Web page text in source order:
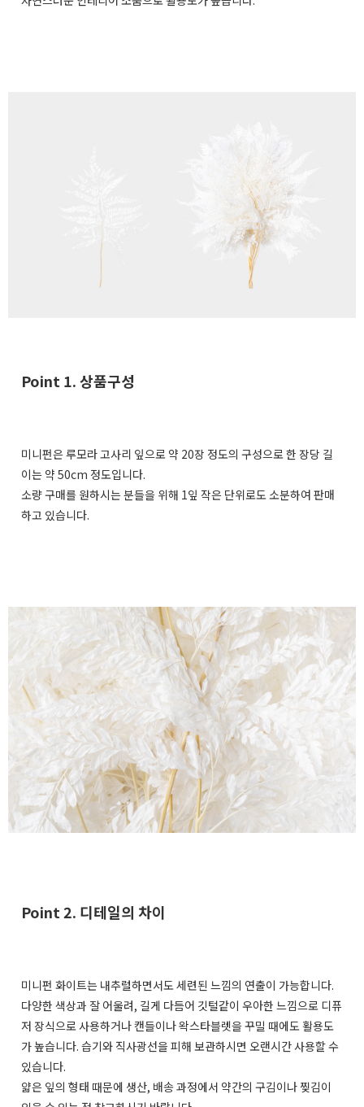
Point 1. 상품구성
미니펀은 루모라 고사리 잎으로 약 20장 정도의 구성으로 한 장당 길
이는 약 50cm 정도입니다.
소량 구매를 원하시는 분들을 위해 1잎 작은 단위로도 소분하여 판매
하고 있습니다.
Point 2. 디테일의 차이
미니펀 화이트는 내추럴하면서도 세련된 느낌의 연출이 가능합니다.
다양한 색상과 잘 어울려, 길게 다듬어 깃털같이 우아한 느낌으로 디퓨
저 장식으로 사용하거나 캔들이나 왁스타블렛을 꾸밀 때에도 활용도
가 높습니다. 습기와 직사광선을 피해 보관하시면 오랜시간 사용할 수
있습니다.
얇은 잎의 형태 때문에 생산, 배송 과정에서 약간의 구김이나 찢김이